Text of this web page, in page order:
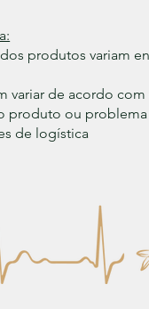
produtos variam
variar de acordo
produto ou
de logística